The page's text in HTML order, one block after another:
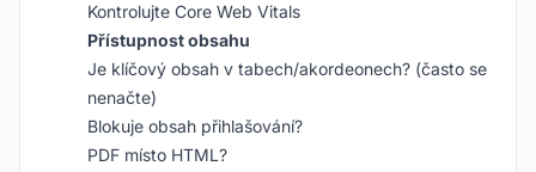
Kontrolujte Core Web Vitals
Přístupnost obsahu
Je klíčový obsah v tabech/akordeonech? (často se
nenačte)
Blokuje obsah přihlašování?
PDF místo HTML?